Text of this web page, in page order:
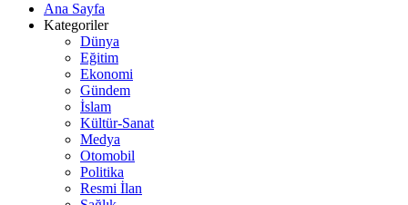
Ana Sayfa
Kategoriler
Dünya
Eğitim
Ekonomi
Gündem
İslam
Kültür-Sanat
Medya
Otomobil
Politika
Resmi İlan